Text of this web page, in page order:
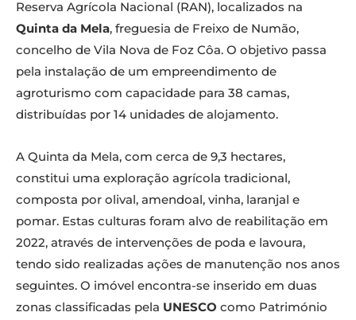
Reserva Agrícola Nacional (RAN), localizados na
Quinta da Mela, freguesia de Freixo de Numão,
concelho de Vila Nova de Foz Côa. O objetivo passa
pela instalação de um empreendimento de
agroturismo com capacidade para 38 camas,
distribuídas por 14 unidades de alojamento.
A Quinta da Mela, com cerca de 9,3 hectares,
constitui uma exploração agrícola tradicional,
composta por olival, amendoal, vinha, laranjal e
pomar. Estas culturas foram alvo de reabilitação em
2022, através de intervenções de poda e lavoura,
tendo sido realizadas ações de manutenção nos anos
seguintes. O imóvel encontra-se inserido em duas
zonas classificadas pela UNESCO como Património